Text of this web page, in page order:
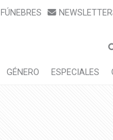
FÚNEBRES
GÉNERO ESPECIALES